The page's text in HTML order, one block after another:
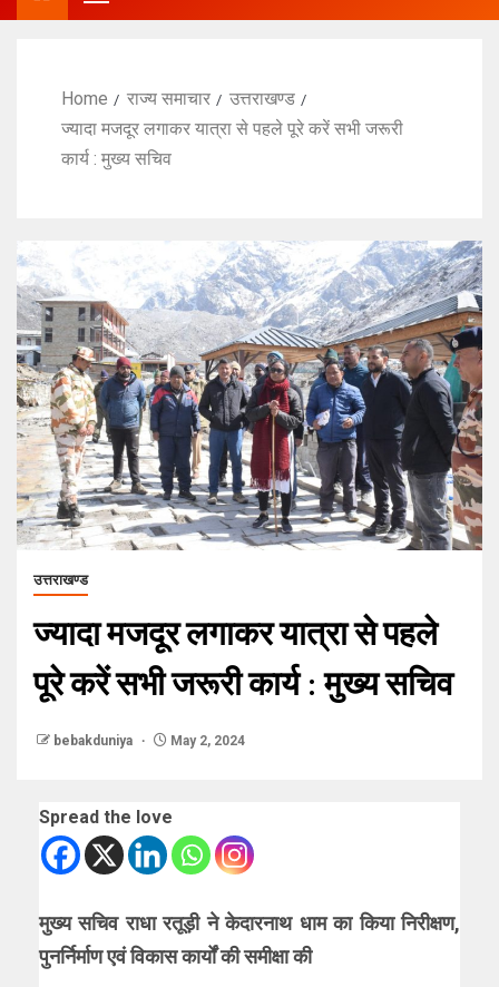
Home राज्य समाचार
उत्तराखण्ड
ज्यादा मजदूर लगाकर यात्रा से पहले पूरे करें सभी जरूरी
कार्य : मुख्य सचिव
उत्तराखण्ड
ज्यादा मजदूर लगाकर यात्रा से पहले
पूरे करें सभी जरूरी कार्य : मुख्य सचिव
bebakduniya May 2, 2024
Spread the love
मुख्य सचिव राधा रतूड़ी ने केदारनाथ धाम का किया निरीक्षण,
पुनर्निर्माण एवं विकास कार्यों की समीक्षा की